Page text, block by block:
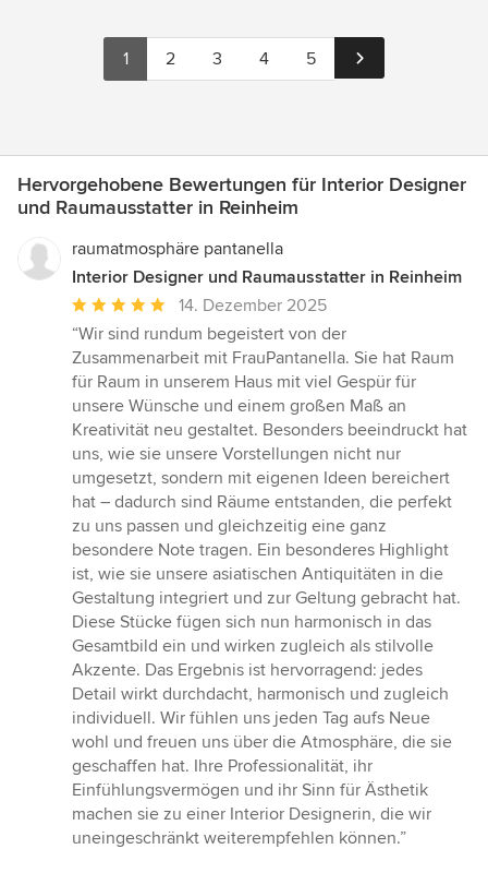
1 2 3 4 5
Hervorgehobene Bewertungen für Interior Designer
und Raumausstatter in Reinheim
raumatmosphäre pantanella
Interior Designer und Raumausstatter in Reinheim
Durchschnittliche
Bewertung:
5
von
5
Sternen
14. Dezember 2025
“Wir sind rundum begeistert von der
Zusammenarbeit mit FrauPantanella. Sie hat Raum
für Raum in unserem Haus mit viel Gespür für
unsere Wünsche und einem großen Maß an
Kreativität neu gestaltet. Besonders beeindruckt hat
uns, wie sie unsere Vorstellungen nicht nur
umgesetzt, sondern mit eigenen Ideen bereichert
hat – dadurch sind Räume entstanden, die perfekt
zu uns passen und gleichzeitig eine ganz
besondere Note tragen. Ein besonderes Highlight
ist, wie sie unsere asiatischen Antiquitäten in die
Gestaltung integriert und zur Geltung gebracht hat.
Diese Stücke fügen sich nun harmonisch in das
Gesamtbild ein und wirken zugleich als stilvolle
Akzente. Das Ergebnis ist hervorragend: jedes
Detail wirkt durchdacht, harmonisch und zugleich
individuell. Wir fühlen uns jeden Tag aufs Neue
wohl und freuen uns über die Atmosphäre, die sie
geschaffen hat. Ihre Professionalität, ihr
Einfühlungsvermögen und ihr Sinn für Ästhetik
machen sie zu einer Interior Designerin, die wir
uneingeschränkt weiterempfehlen können.”